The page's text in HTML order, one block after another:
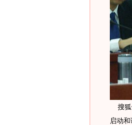
搜狐
启动